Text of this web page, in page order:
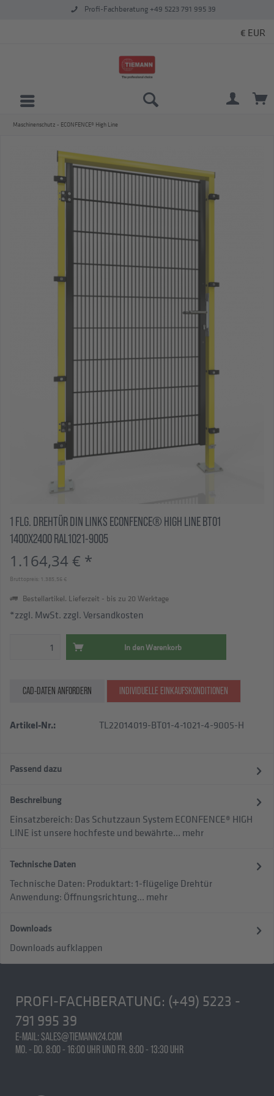
Profi-Fachberatung +49 5223 791 995 39
Maschinenschutz - ECONFENCE® High Line
1 FLG. DREHTÜR DIN LINKS ECONFENCE® HIGH LINE BT01
1400X2400 RAL1021-9005
1.164,34 € *
Bruttopreis: 1.385,56 €
Bestellartikel. Lieferzeit - bis zu 20 Werktage
*zzgl. MwSt. zzgl. Versandkosten
In denWarenkorb
CAD-DATEN ANFORDERN INDIVIDUELLE EINKAUFSKONDITIONEN
Artikel-Nr.: TL22014019-BT01-4-1021-4-9005-H
Passend dazu
Beschreibung
Einsatzbereich: Das Schutzzaun System ECONFENCE® HIGH
LINE ist unsere hochfeste und bewährte... mehr
Technische Daten
Technische Daten: Produktart: 1-flügelige Drehtür
Anwendung: Öffnungsrichtung... mehr
Downloads
Downloads aufklappen
PROFI-FACHBERATUNG: (+49) 5223 -
791 995 39
E-MAIL: SALES@TIEMANN24.COM
MO. - DO. 8:00 - 16:00 UHR UND FR. 8:00 - 13:30 UHR